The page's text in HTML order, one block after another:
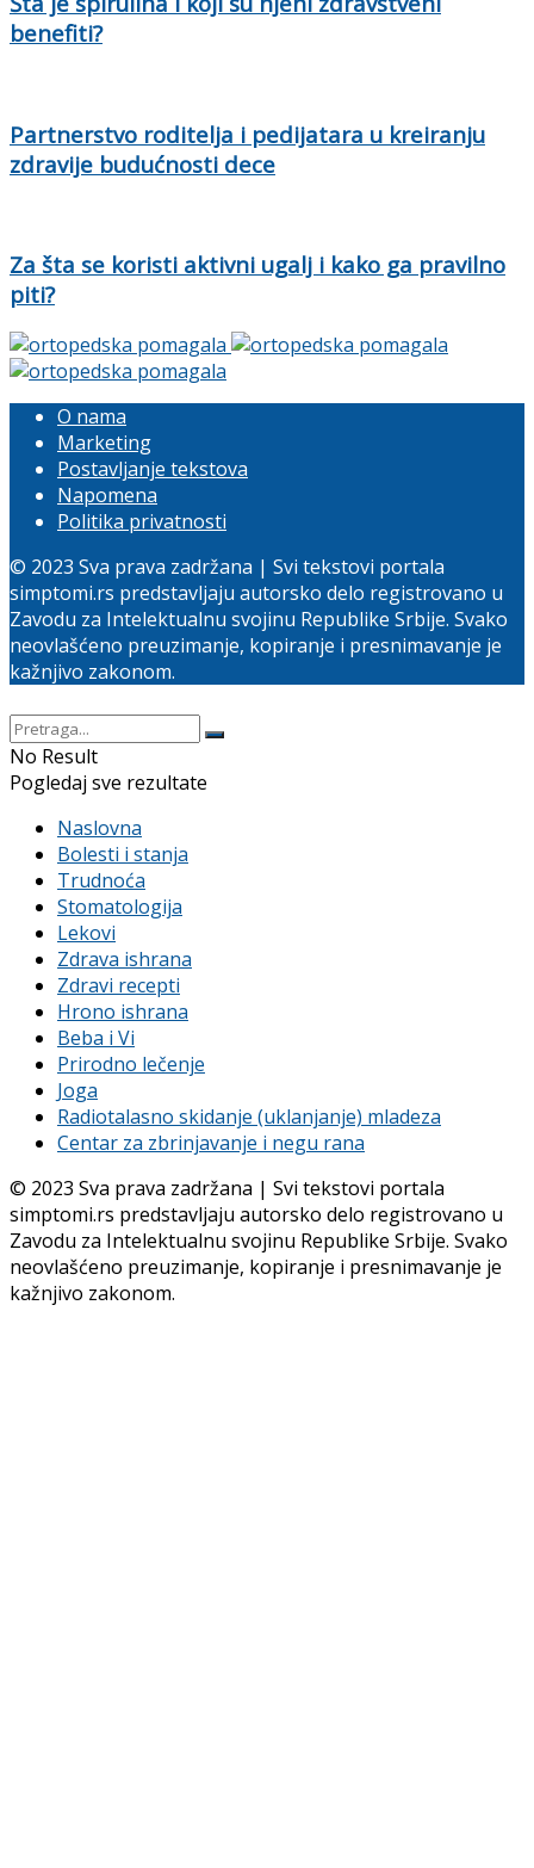
benefiti?
Partnerstvo roditelja i pedijatara u kreiranju
zdravije budućnosti dece
Za šta se koristi aktivni ugalj i kako ga pravilno
piti?
O nama
Marketing
Postavljanje tekstova
Napomena
Politika privatnosti
© 2023 Sva prava zadržana | Svi tekstovi portala
simptomi.rs predstavljaju autorsko delo registrovano u
Zavodu za Intelektualnu svojinu Republike Srbije. Svako
neovlašćeno preuzimanje, kopiranje i presnimavanje je
kažnjivo zakonom.
No Result
Pogledaj sve rezultate
Naslovna
Bolesti i stanja
Trudnoća
Stomatologija
Lekovi
Zdrava ishrana
Zdravi recepti
Hrono ishrana
Beba i Vi
Prirodno lečenje
Joga
Radiotalasno skidanje (uklanjanje) mladeza
Centar za zbrinjavanje i negu rana
© 2023 Sva prava zadržana | Svi tekstovi portala
simptomi.rs predstavljaju autorsko delo registrovano u
Zavodu za Intelektualnu svojinu Republike Srbije. Svako
neovlašćeno preuzimanje, kopiranje i presnimavanje je
kažnjivo zakonom.